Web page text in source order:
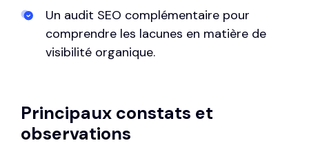
Un audit SEO complémentaire pour
comprendre les lacunes en matière de
visibilité organique.
Principaux constats et
observations